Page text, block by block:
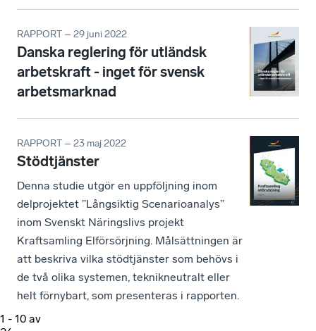
1 - 10 av
RAPPORT – 29 juni 2022
Danska reglering för utländsk
arbetskraft - inget för svensk
arbetsmarknad
RAPPORT – 23 maj 2022
Stödtjänster
Denna studie utgör en uppföljning inom
delprojektet ”Långsiktig Scenarioanalys”
inom Svenskt Näringslivs projekt
Kraftsamling Elförsörjning. Målsättningen är
att beskriva vilka stödtjänster som behövs i
de två olika systemen, teknikneutralt eller
helt förnybart, som presenteras i rapporten.